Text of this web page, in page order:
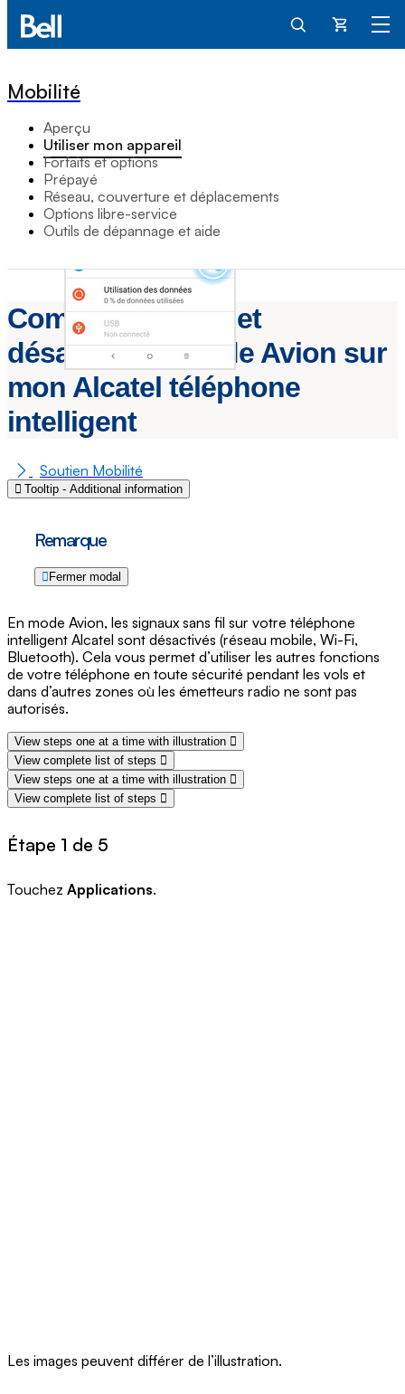
Panier
Mobilité
Aperçu
Utiliser mon appareil
Forfaits et options
Prépayé
Réseau, couverture et déplacements
Options libre-service
Outils de dépannage et aide
Comment activer et
désactiver le mode Avion sur
mon Alcatel téléphone
intelligent
Soutien Mobilité
Tooltip - Additional information
Remarque
Fermer modal
En mode Avion, les signaux sans fil sur votre téléphone
intelligent Alcatel sont désactivés (réseau mobile, Wi-Fi,
Bluetooth). Cela vous permet d’utiliser les autres fonctions
de votre téléphone en toute sécurité pendant les vols et
dans d’autres zones où les émetteurs radio ne sont pas
autorisés.
View steps one at a time with illustration
View complete list of steps
View steps one at a time with illustration
View complete list of steps
Étape 1 de 5
Touchez Applications.
Les images peuvent différer de l’illustration.